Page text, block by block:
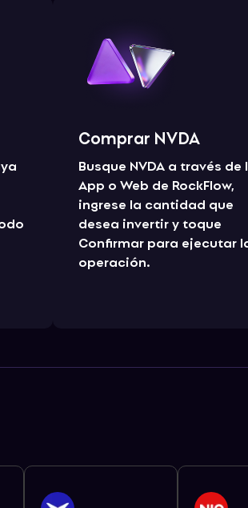
Comprar NVDA
Busque NVDA a través de
App o Web de RockFlow,
ingrese la cantidad que
desea invertir y toque
Confirmar para ejecutar
operación.